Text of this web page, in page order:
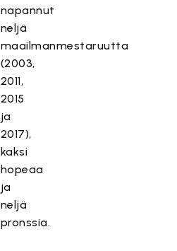
napannut
neljä
maailmanmestaruutta
(2003,
2011,
2015
ja
2017),
kaksi
hopeaa
ja
neljä
pronssia.